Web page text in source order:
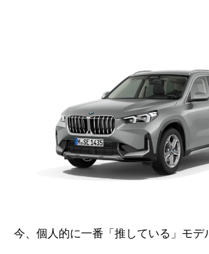
今、個人的に一番「推している」モデ